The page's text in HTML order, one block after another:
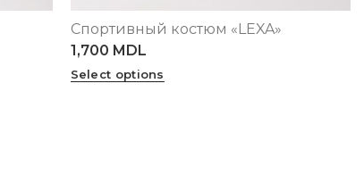
XS S M L XL
Спортивный костюм «LEXA»
1,700 MDL
Select options